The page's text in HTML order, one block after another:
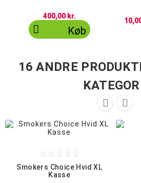
400,00 kr.
 Køb
16 ANDRE
 
    
Smokers Choice Hvid XL
Kasse